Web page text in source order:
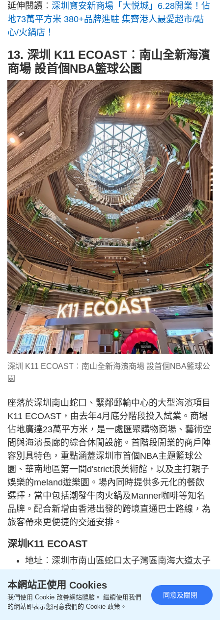
延伸閱讀︰ 深圳寶安新商場「大悦城」6.28開業！佔
地73萬平方米 380+品牌進駐 集齊港人最愛超市/點
心/火鍋店！
13. 深圳 K11 ECOAST︰南山全新海濱
商場 設首個NBA籃球公園
深圳 K11 ECOAST︰南山全新海濱商場 設首個NBA籃球公
園
座落於深圳南山蛇口、緊鄰郵輪中心的大型海濱項目
K11 ECOAST，由去年4月底分階段投入試業。商場
佔地廣達23萬平方米，是一處匯聚購物商場、藝術空
間與海濱長廊的綜合休閒設施。首階段開業的商戶陣
容別具特色，重點涵蓋深圳市首個NBA主題籃球公
園、華南地區第一間d'strict浪美術館，以及主打親子
娛樂的meland遊樂園。場內同時提供多元化的餐飲
選擇，當中包括潮發牛肉火鍋及Manner咖啡等知名
品牌。配合新增由香港出發的跨境直通巴士路線，為
旅客帶來更便捷的交通安排。
深圳K11 ECOAST
地址︰深圳市南山區蛇口太子灣區南海大道太子
交通︰乘搭深圳地鐵12號線到達太子灣站B1或C
出口即達；乘公交M105線、204路；於上環搭船
本網站正使用 Cookies
我們使用 Cookie 改善網站體驗。 繼續使用我們
的網站即表示您同意我們的 Cookie 政策。
同意及關閉